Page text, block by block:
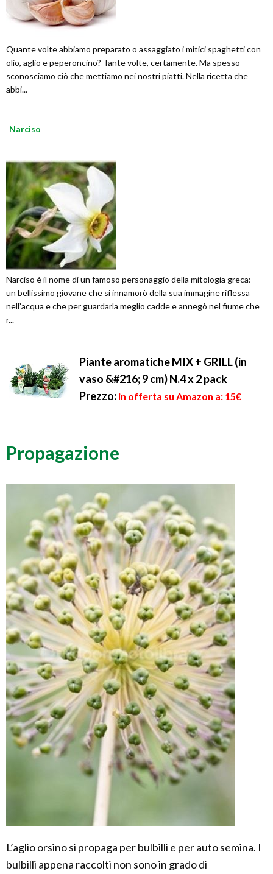
Quante volte abbiamo preparato o assaggiato i mitici spaghetti con
olio, aglio e peperoncino? Tante volte, certamente. Ma spesso
sconosciamo ciò che mettiamo nei nostri piatti. Nella ricetta che
abbi...
Narciso
Narciso è il nome di un famoso personaggio della mitologia greca:
un bellissimo giovane che si innamorò della sua immagine riflessa
nell’acqua e che per guardarla meglio cadde e annegò nel fiume che
r...
Piante aromatiche MIX + GRILL (in
vaso &#216; 9 cm) N.4 x 2 pack
Prezzo: in offerta su Amazon a: 15€
Propagazione
L’aglio orsino si propaga per bulbilli e per auto semina. I
bulbilli appena raccolti non sono in grado di